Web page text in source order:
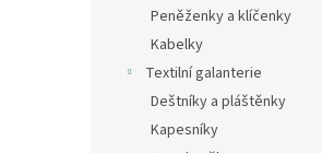
Peněženky a klíčenky
Kabelky
Textilní galanterie
Deštníky a pláštěnky
Kapesníky